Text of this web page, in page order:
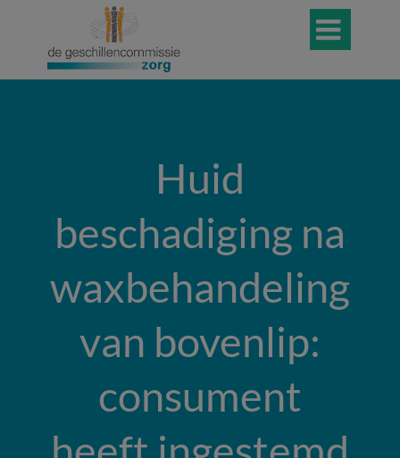

Huid
beschadiging na
waxbehandeling
van bovenlip:
consument